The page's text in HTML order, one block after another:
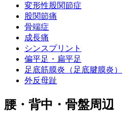
変形性股関節症
股関節痛
骨端症
成長痛
シンスプリント
偏平足・扁平足
足底筋膜炎（足底腱膜炎）
外反母趾
腰・背中・骨盤周辺